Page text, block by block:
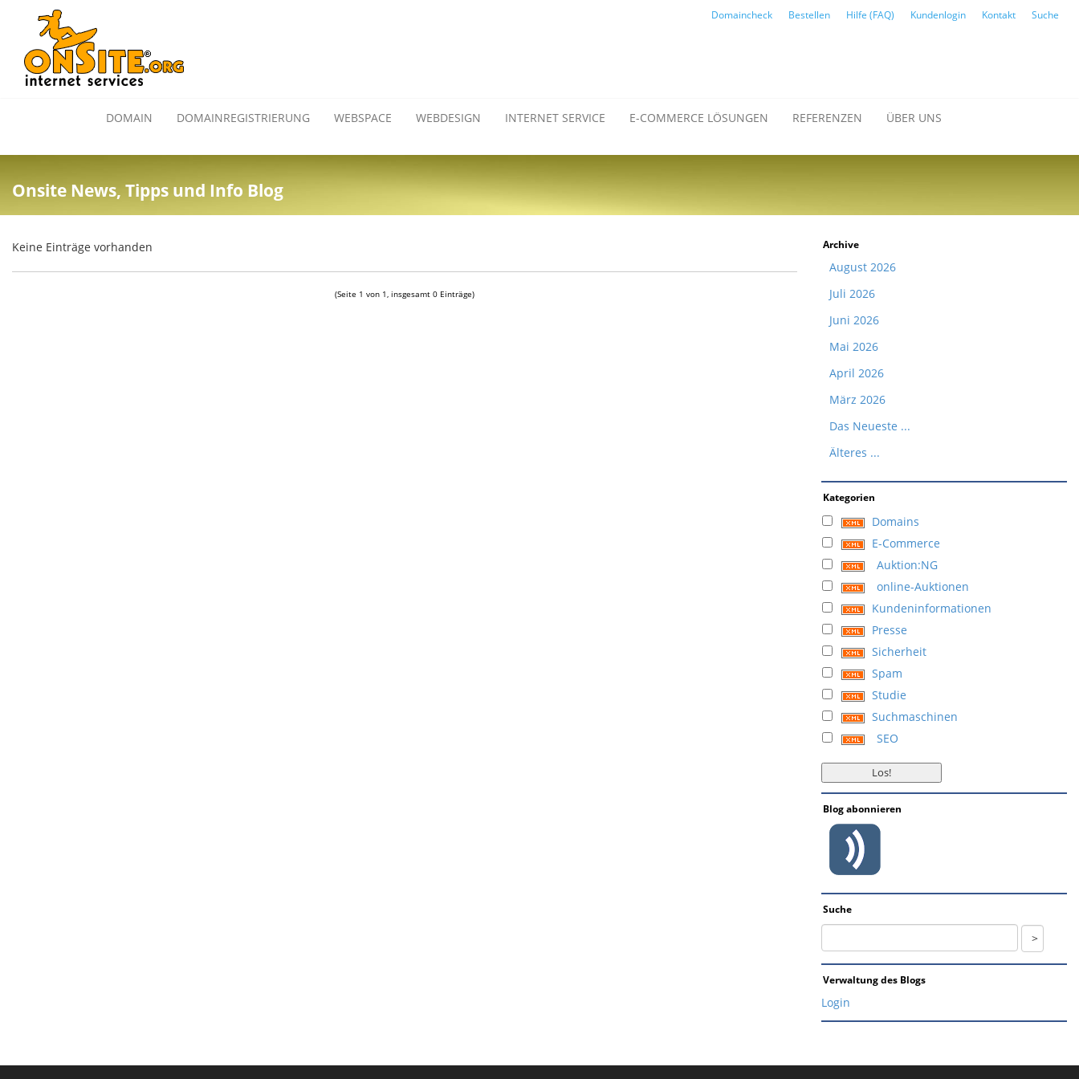
Domaincheck Bestellen Hilfe (FAQ) Kundenlogin Kontakt Suche
DOMAIN DOMAINREGISTRIERUNG WEBSPACE WEBDESIGN INTERNET SERVICE E-COMMERCE LÖSUNGEN REFERENZEN ÜBER UNS
Onsite News, Tipps und Info Blog
Keine Einträge vorhanden
(Seite 1 von 1, insgesamt 0 Einträge)
Archive
August 2026
Juli 2026
Juni 2026
Mai 2026
April 2026
März 2026
Das Neueste ...
Älteres ...
Kategorien
Domains
E-Commerce
Auktion:NG
online-Auktionen
Kundeninformationen
Presse
Sicherheit
Spam
Studie
Suchmaschinen
SEO
Blog abonnieren
Suche
Verwaltung des Blogs
Login